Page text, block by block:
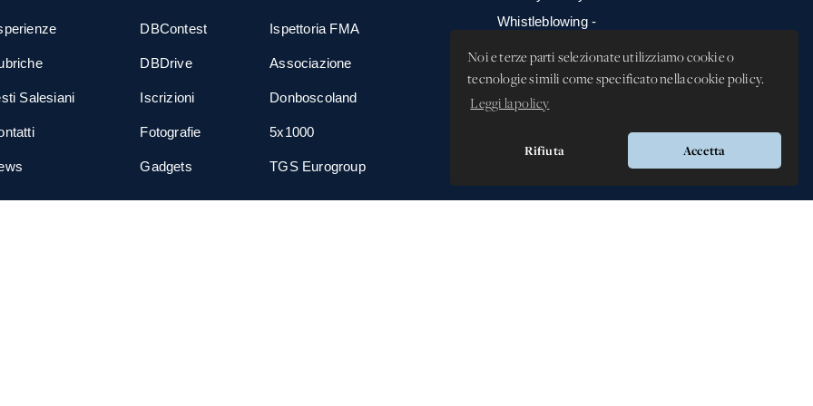
Noi e terze parti selezionate utilizziamo cookie o
tecnologie simili come specificato nella cookie policy.
Leggi la policy
Rifiuta Accetta
Salesiani
DBContest
DBDrive
Iscrizioni
Fotografie
Gadgets
Ispettoria FMA
Associazione
Donboscoland
5x1000
TGS Eurogroup
Whistleblowing -